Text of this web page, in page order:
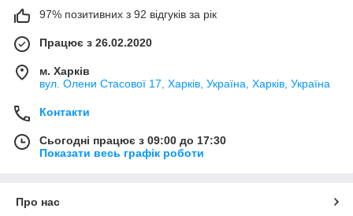
97% позитивних з 92 відгуків за рік
Працює з 26.02.2020
м. Харків
вул. Олени Стасової 17, Харків, Україна, Харків, Україна
Контакти
Сьогодні працює з 09:00 до 17:30
Показати весь графік роботи
Про нас